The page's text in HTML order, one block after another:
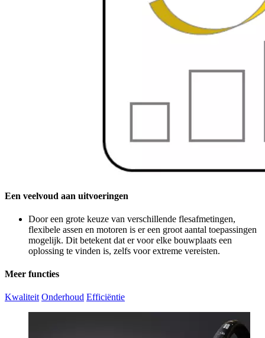
Een veelvoud aan uitvoeringen
Door een grote keuze van verschillende flesafmetingen,
flexibele assen en motoren is er een groot aantal toepassingen
mogelijk. Dit betekent dat er voor elke bouwplaats een
oplossing te vinden is, zelfs voor extreme vereisten.
Meer functies
Kwaliteit Onderhoud Efficiëntie